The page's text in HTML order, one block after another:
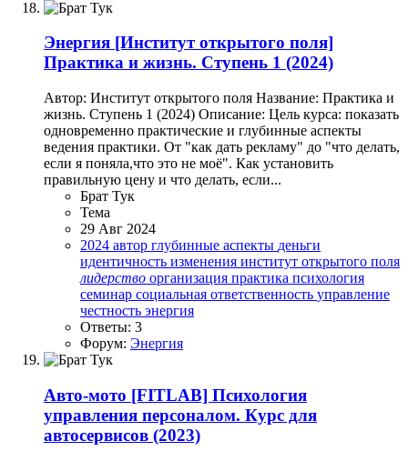
Энергия [Институт открытого поля]
Практика и жизнь. Ступень 1 (2024)
Автор: Институт открытого поля Название: Практика и
жизнь. Ступень 1 (2024) Описание: Цель курса: показать
одновременно практические и глубинные аспекты
ведения практики. От "как дать рекламу" до "что делать,
если я поняла,что это не моё". Как установить
правильную цену и что делать, если...
Брат Тук
Тема
29 Авг 2024
2024 автор глубинные аспекты деньги
идентичность изменения институт открытого поля
лидерство организация практика психология
семинар социальная ответственность управление
честность энергия
Ответы: 3
Форум: Энергия
Авто-мото [FITLAB] Психология
управления персоналом. Курс для
автосервисов (2023)